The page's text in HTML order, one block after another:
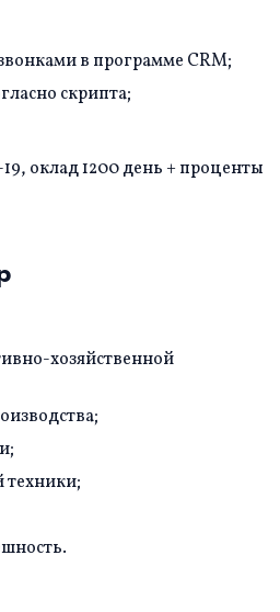
в программе CRM;
скрипта;
оклад 1200 день + проценты
хозяйственной